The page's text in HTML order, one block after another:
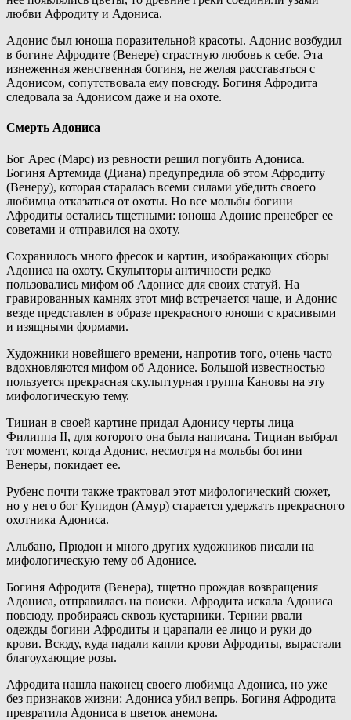
любви Афродиту и Адониса.
Адонис был юноша поразительной красоты. Адонис возбудил
в богине Афродите (Венере) страстную любовь к себе. Эта
изнеженная женственная богиня, не желая расставаться с
Адонисом, сопутствовала ему повсюду. Богиня Афродита
следовала за Адонисом даже и на охоте.
Смерть Адониса
Бог Арес (Марс) из ревности решил погубить Адониса.
Богиня Артемида (Диана) предупредила об этом Афродиту
(Венеру), которая старалась всеми силами убедить своего
любимца отказаться от охоты. Но все мольбы богини
Афродиты остались тщетными: юноша Адонис пренебрег ее
советами и отправился на охоту.
Сохранилось много фресок и картин, изображающих сборы
Адониса на охоту. Скульпторы античности редко
пользовались мифом об Адонисе для своих статуй. На
гравированных камнях этот миф встречается чаще, и Адонис
везде представлен в образе прекрасного юноши с красивыми
и изящными формами.
Художники новейшего времени, напротив того, очень часто
вдохновляются мифом об Адонисе. Большой известностью
пользуется прекрасная скульптурная группа Кановы на эту
мифологическую тему.
Тициан в своей картине придал Адонису черты лица
Филиппа II, для которого она была написана. Тициан выбрал
тот момент, когда Адонис, несмотря на мольбы богини
Венеры, покидает ее.
Рубенс почти также трактовал этот мифологический сюжет,
но у него бог Купидон (Амур) старается удержать прекрасного
охотника Адониса.
Альбано, Прюдон и много других художников писали на
мифологическую тему об Адонисе.
Богиня Афродита (Венера), тщетно прождав возвращения
Адониса, отправилась на поиски. Афродита искала Адониса
повсюду, пробираясь сквозь кустарники. Тернии рвали
одежды богини Афродиты и царапали ее лицо и руки до
крови. Всюду, куда падали капли крови Афродиты, вырастали
благоухающие розы.
Афродита нашла наконец своего любимца Адониса, но уже
без признаков жизни: Адониса убил вепрь. Богиня Афродита
превратила Адониса в цветок анемона.